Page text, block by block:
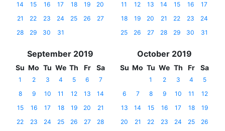
14
15 16 17 18 19
20
21
22 23 24 25 26
27
28
29 30 31
11
12 13 14 15 16
17
18
19 20 21 22 23
24
25
26 27 28 29 30 31
September 2019
Su Mo Tu We Th Fr Sa
1 2 3 4 5 6
7
8
9 10 11 12 13
14
15
16 17 18 19 20
21
22
23 24 25 26 27
28
October 2019
Su Mo Tu We Th Fr Sa
1 2 3 4
5
6
7 8 9 10 11
12
13
14 15 16 17 18
19
20
21 22 23 24 25
26